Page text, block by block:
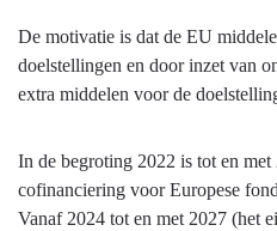
De motivatie is dat de EU
doelstellingen en door inzet van
extra middelen voor de
In de begroting 2022 is tot en
cofinanciering voor Europese
Vanaf 2024 tot en met 2027 (het